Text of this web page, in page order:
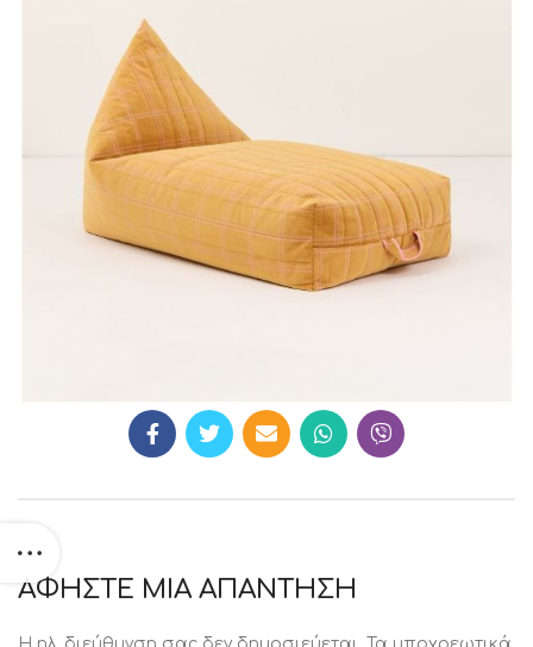
ΑΦΉΣΤΕ ΜΙΑ ΑΠΆΝΤΗΣΗ